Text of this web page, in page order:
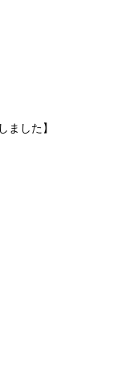
ました】